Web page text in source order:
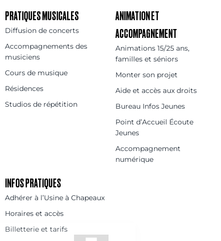
PRATIQUES MUSICALES
Diffusion de concerts
Accompagnements des
musiciens
Cours de musique
Résidences
Studios de répétition
ANIMATION ET
ACCOMPAGNEMENT
Animations 15/25 ans,
familles et séniors
Monter son projet
Aide et accès aux droits
Bureau Infos Jeunes
Point d’Accueil Écoute
Jeunes
Accompagnement
numérique
INFOS PRATIQUES
Adhérer à l’Usine à Chapeaux
Horaires et accès
Billetterie et tarifs